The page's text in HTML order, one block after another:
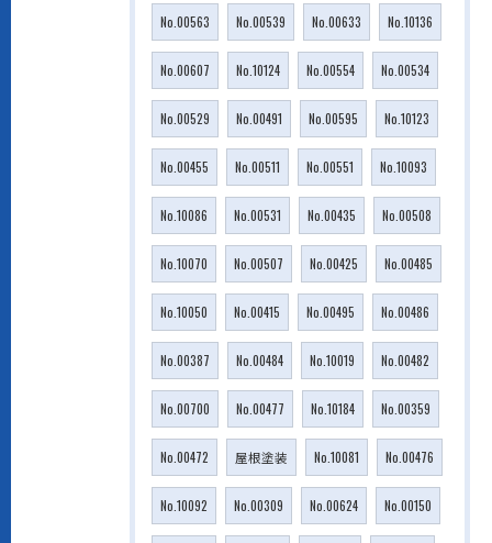
No.00563 No.00539 No.00633 No.10136
No.00607 No.10124 No.00554 No.00534
No.00529 No.00491 No.00595 No.10123
No.00455 No.00511 No.00551 No.10093
No.10086 No.00531 No.00435 No.00508
No.10070 No.00507 No.00425 No.00485
No.10050 No.00415 No.00495 No.00486
No.00387 No.00484 No.10019 No.00482
No.00700 No.00477 No.10184 No.00359
No.00472 屋根塗装 No.10081 No.00476
No.10092 No.00309 No.00624 No.00150